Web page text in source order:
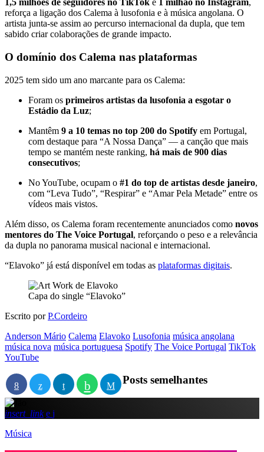
1,5 milhões de seguidores no TikTok e 1 milhão no Instagram,
reforça a ligação dos Calema à lusofonia e à música angolana. O
artista junta-se assim ao percurso internacional da dupla, que tem
sabido criar colaborações de grande impacto.
O domínio dos Calema nas plataformas
2025 tem sido um ano marcante para os Calema:
Foram os primeiros artistas da lusofonia a esgotar o
Estádio da Luz;
Mantêm 9 a 10 temas no top 200 do Spotify em Portugal,
com destaque para “A Nossa Dança” — a canção que mais
tempo se mantém neste ranking, há mais de 900 dias
consecutivos;
No YouTube, ocupam o #1 do top de artistas desde janeiro,
com “Leva Tudo”, “Respirar” e “Amar Pela Metade” entre os
vídeos mais vistos.
Além disso, os Calema foram recentemente anunciados como novos
mentores do The Voice Portugal, reforçando o peso e a relevância
da dupla no panorama musical nacional e internacional.
“Elavoko” já está disponível em todas as plataformas digitais.
Capa do single “Elavoko”
Escrito porP.Cordeiro
Anderson Mário Calema Elavoko Lusofonia música angolana
música nova música portuguesa Spotify The Voice Portugal TikTok
YouTube
Posts semelhantes
insert_link
Música